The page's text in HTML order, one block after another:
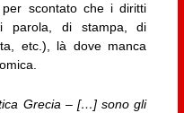
scontato che i diritti
parola, di stampa, di
etc.), là dove manca
Grecia – […] sono gli